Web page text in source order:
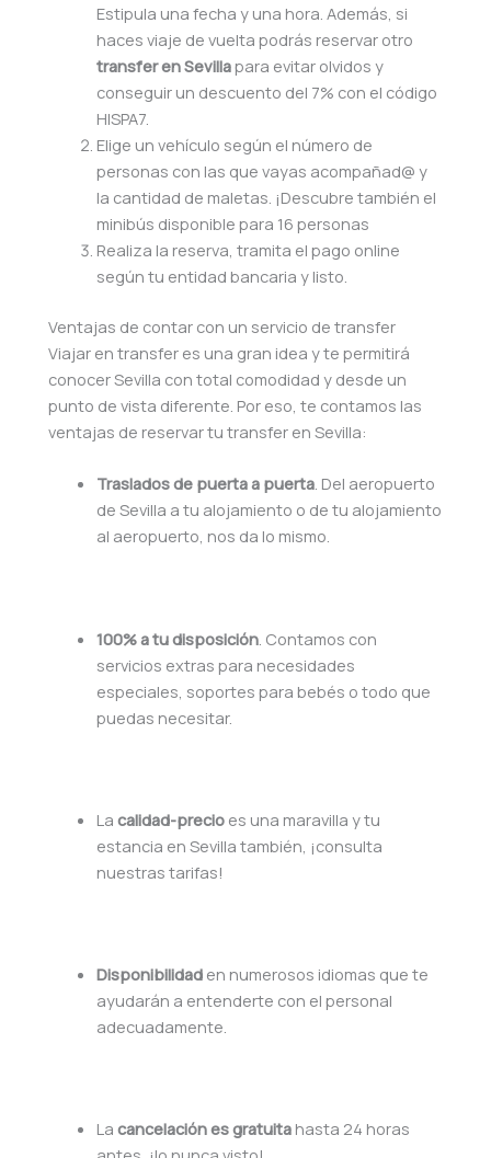
Estipula una fecha y una hora. Además, si
haces viaje de vuelta podrás reservar otro
transferen Sevillapara evitar olvidos y
conseguir un descuento del 7% con el código
HISPA7.
Elige un vehículo según el número de
personas con las que vayas acompañad@ y
la cantidad de maletas. ¡Descubre también el
minibús disponible para 16 personas
Realiza la reserva, tramita el pago online
según tu entidad bancaria y listo.
Ventajas de contar con un servicio de transfer
Viajar en transfer es una gran idea y te permitirá
conocer Sevilla con total comodidad y desde un
punto de vista diferente. Por eso, te contamos las
ventajas de reservar tu transfer en Sevilla:
Traslados de puerta a puerta. Del aeropuerto
de Sevilla a tu alojamiento o de tu alojamiento
al aeropuerto, nos da lo mismo.
100% a tu disposición. Contamos con
servicios extras para necesidades
especiales, soportes para bebés o todo que
puedas necesitar.
La calidad-precioes una maravilla y tu
estancia en Sevilla también, ¡consulta
nuestras tarifas!
Disponibilidaden numerosos idiomas que te
ayudarán a entenderte con el personal
adecuadamente.
La cancelación es gratuitahasta 24 horas